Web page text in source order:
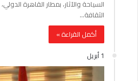
الثقافة…
أكمل القراءة »
1 أبريل